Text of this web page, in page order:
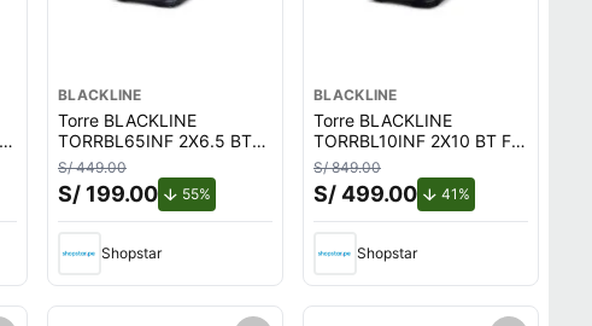
BLACKLINE
Torre BLACKLINE
TORRBL65INF 2X6.5 BT
FM Sonido Espacial DSP
TWS
S/ 449.00
S/ 199.00 55%
Shopstar
BLACKLINE
Torre BLACKLINE
TORRBL10INF 2X10 BT FM
Sonido Espacial DSP TWS
S/ 849.00
S/ 499.00 41%
Shopstar